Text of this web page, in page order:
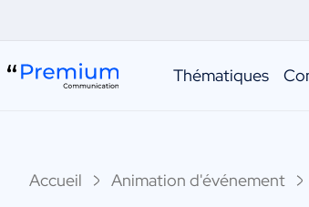
Thématiques
Accueil Animation d'événement